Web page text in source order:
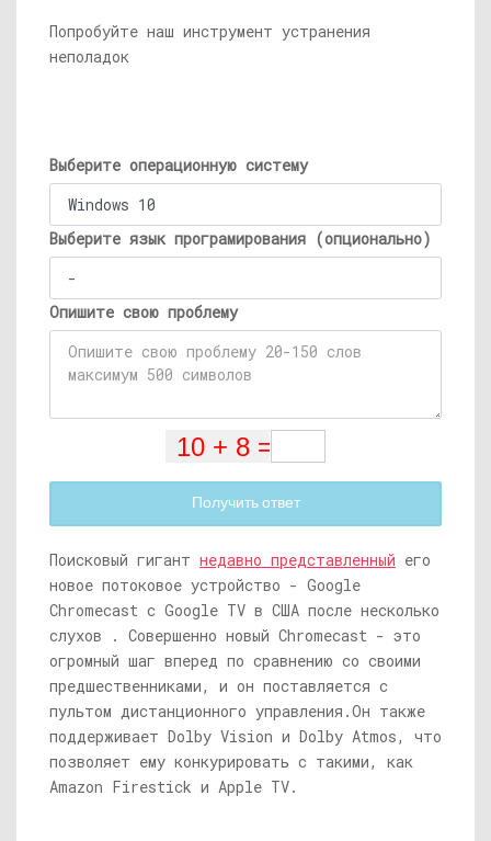
Попробуйте наш инструмент устранения
неполадок
Выберите операционную систему
Выберите язык програмирования (опционально)
Опишите свою проблему
Получить ответ
Поисковый гигант недавно представленный его
новое потоковое устройство - Google
Chromecast с Google TV в США после несколько
слухов . Совершенно новый Chromecast - это
огромный шаг вперед по сравнению со своими
предшественниками, и он поставляется с
пультом дистанционного управления.Он также
поддерживает Dolby Vision и Dolby Atmos, что
позволяет ему конкурировать с такими, как
Amazon Firestick и Apple TV.